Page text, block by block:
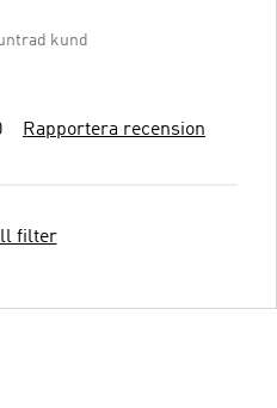
kund
Rapportera recension
filter